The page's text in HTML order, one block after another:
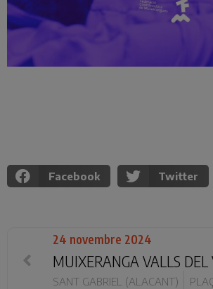
Facebook Twitter
24 novembre 2024
MUIXERANGA VALLS DEL
SANT GABRIEL (ALACANT)